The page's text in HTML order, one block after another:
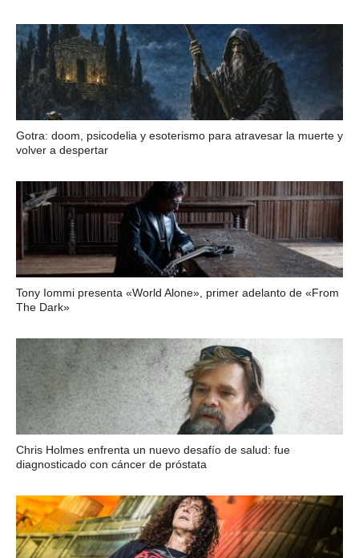
Gotra: doom, psicodelia y esoterismo para atravesar la muerte y
volver a despertar
Tony Iommi presenta «World Alone», primer adelanto de «From
The Dark»
Chris Holmes enfrenta un nuevo desafío de salud: fue
diagnosticado con cáncer de próstata